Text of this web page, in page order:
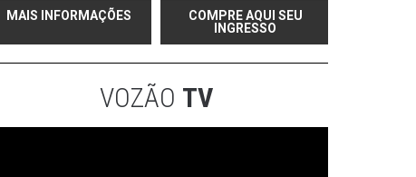
MAIS INFORMAÇÕES
COMPRE AQUI SEU
INGRESSO
VOZÃO TV